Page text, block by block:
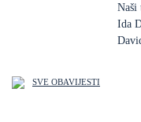
Naši
Ida
SVE OBAVIJESTI